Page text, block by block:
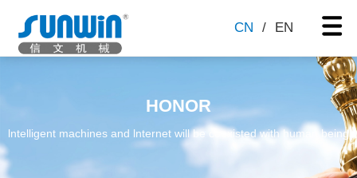
CN / EN
HONOR
lntelligent machines and lnternet will be coexisted with human being